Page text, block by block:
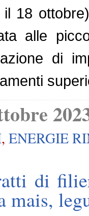
il 18
alle
di
, ENERGIE
di
mais,